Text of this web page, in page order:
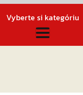
Vyberte si kategóriu